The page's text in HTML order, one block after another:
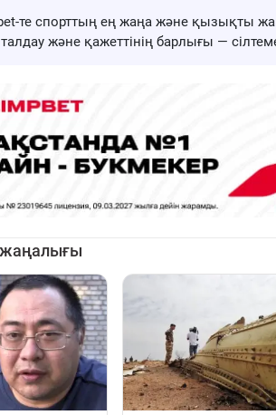
те спорттың ең жаңа және қызықты
талдау және қажеттінің барлығы —